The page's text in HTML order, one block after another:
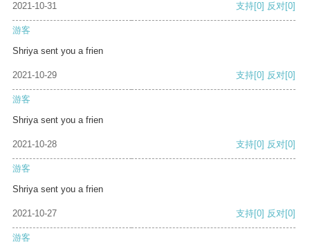
2021-10-31 支持[0] 反对[0]
游客
Shriya sent you a frien
2021-10-29 支持[0] 反对[0]
游客
Shriya sent you a frien
2021-10-28 支持[0] 反对[0]
游客
Shriya sent you a frien
2021-10-27 支持[0] 反对[0]
游客